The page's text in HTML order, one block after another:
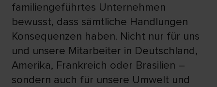
familiengeführtes Unternehmen
bewusst, dass sämtliche Handlungen
Konsequenzen haben. Nicht nur für uns
und unsere Mitarbeiter in Deutschland,
Amerika, Frankreich oder Brasilien –
sondern auch für unsere Umwelt und